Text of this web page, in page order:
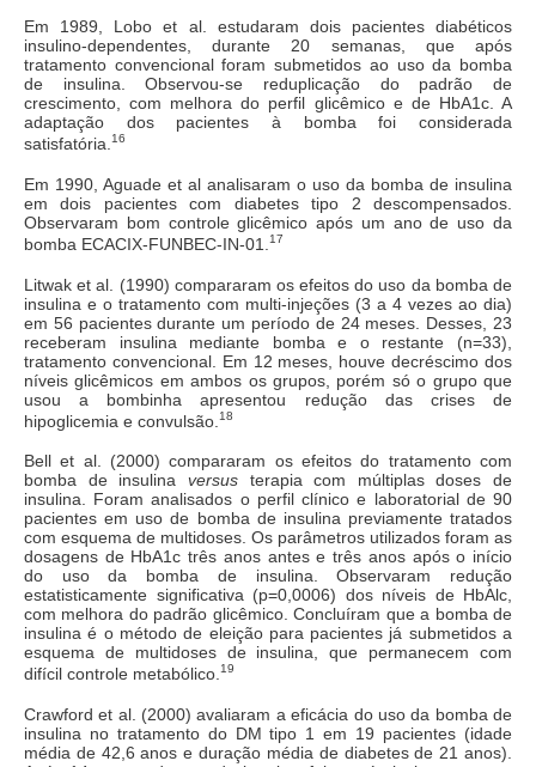
Em 1989, Lobo et al. estudaram dois pacientes diabéticos
insulino-dependentes, durante 20 semanas, que após
tratamento convencional foram submetidos ao uso da bomba
de insulina. Observou-se reduplicação do padrão de
crescimento, com melhora do perfil glicêmico e de HbA1c. A
adaptação dos pacientes à bomba foi considerada
satisfatória. 16
Em 1990, Aguade et al analisaram o uso da bomba de insulina
em dois pacientes com diabetes tipo 2 descompensados.
Observaram bom controle glicêmico após um ano de uso da
bomba ECACIX-FUNBEC-IN-01.
17
Litwak et al. (1990) compararam os efeitos do uso da bomba de
insulina e o tratamento com multi-injeções (3 a 4 vezes ao dia)
em 56 pacientes durante um período de 24 meses. Desses, 23
receberam insulina mediante bomba e o restante (n=33),
tratamento convencional. Em 12 meses, houve decréscimo dos
níveis glicêmicos em ambos os grupos, porém só o grupo que
usou a bombinha apresentou redução das crises de
hipoglicemia e convulsão. 18
Bell et al. (2000) compararam os efeitos do tratamento com
bomba de insulina versusterapia com múltiplas doses de
insulina. Foram analisados o perfil clínico e laboratorial de 90
pacientes em uso de bomba de insulina previamente tratados
com esquema de multidoses. Os parâmetros utilizados foram as
dosagens de HbA1c três anos antes e três anos após o início
do uso da bomba de insulina. Observaram redução
estatisticamente significativa (p=0,0006) dos níveis de HbAlc,
com melhora do padrão glicêmico. Concluíram que a bomba de
insulina é o método de eleição para pacientes já submetidos a
esquema de multidoses de insulina, que permanecem com
difícil controle metabólico. 19
Crawford et al. (2000) avaliaram a eficácia do uso da bomba de
insulina no tratamento do DM tipo 1 em 19 pacientes (idade
média de 42,6 anos e duração média de diabetes de 21 anos).